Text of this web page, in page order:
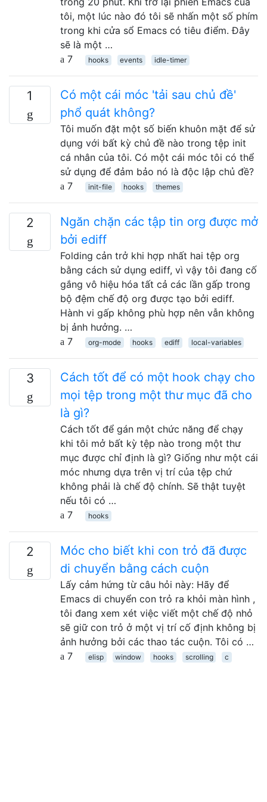
tôi, một lúc nào đó tôi sẽ nhấn một số phím
trong khi cửa sổ Emacs có tiêu điểm. Đây
sẽ là một …
7
hooks events idle-timer
1
Có một cái móc 'tải sau chủ đề'
phổ quát không?
Tôi muốn đặt một số biến khuôn mặt để sử
dụng với bất kỳ chủ đề nào trong tệp init
cá nhân của tôi. Có một cái móc tôi có thể
sử dụng để đảm bảo nó là độc lập chủ đề?
7
init-file hooks themes
2
Ngăn chặn các tập tin org được mở
bởi ediff
Folding cản trở khi hợp nhất hai tệp org
bằng cách sử dụng ediff, vì vậy tôi đang cố
gắng vô hiệu hóa tất cả các lần gấp trong
bộ đệm chế độ org được tạo bởi ediff.
Hành vi gấp không phù hợp nên vẫn không
bị ảnh hưởng. …
7
org-mode hooks ediff local-variables
3
Cách tốt để có một hook chạy cho
mọi tệp trong một thư mục đã cho
là gì?
Cách tốt để gán một chức năng để chạy
khi tôi mở bất kỳ tệp nào trong một thư
mục được chỉ định là gì? Giống như một cái
móc nhưng dựa trên vị trí của tệp chứ
không phải là chế độ chính. Sẽ thật tuyệt
nếu tôi có …
7
hooks
2
Móc cho biết khi con trỏ đã được
di chuyển bằng cách cuộn
Lấy cảm hứng từ câu hỏi này: Hãy để
Emacs di chuyển con trỏ ra khỏi màn hình ,
tôi đang xem xét việc viết một chế độ nhỏ
sẽ giữ con trỏ ở một vị trí cố định không bị
ảnh hưởng bởi các thao tác cuộn. Tôi có …
7
elisp window hooks scrolling c